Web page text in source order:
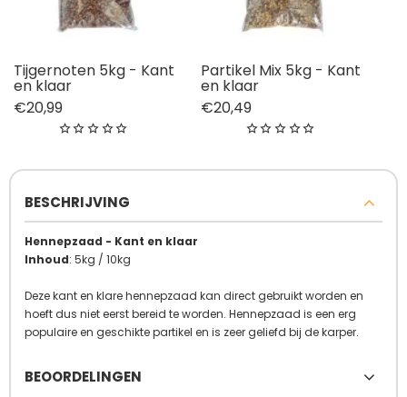
Tijgernoten 5kg - Kant
en klaar
€20,99
Partikel Mix 5kg - Kant
en klaar
€20,49
BESCHRIJVING
Hennepzaad - Kant en klaar
Inhoud: 5kg / 10kg
Deze kant en klare hennepzaad kan direct gebruikt worden en
hoeft dus niet eerst bereid te worden. Hennepzaad is een erg
populaire en geschikte partikel en is zeer geliefd bij de karper.
BEOORDELINGEN